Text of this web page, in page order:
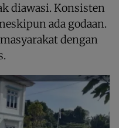
diawasi. Konsisten
ada godaan.
dengan